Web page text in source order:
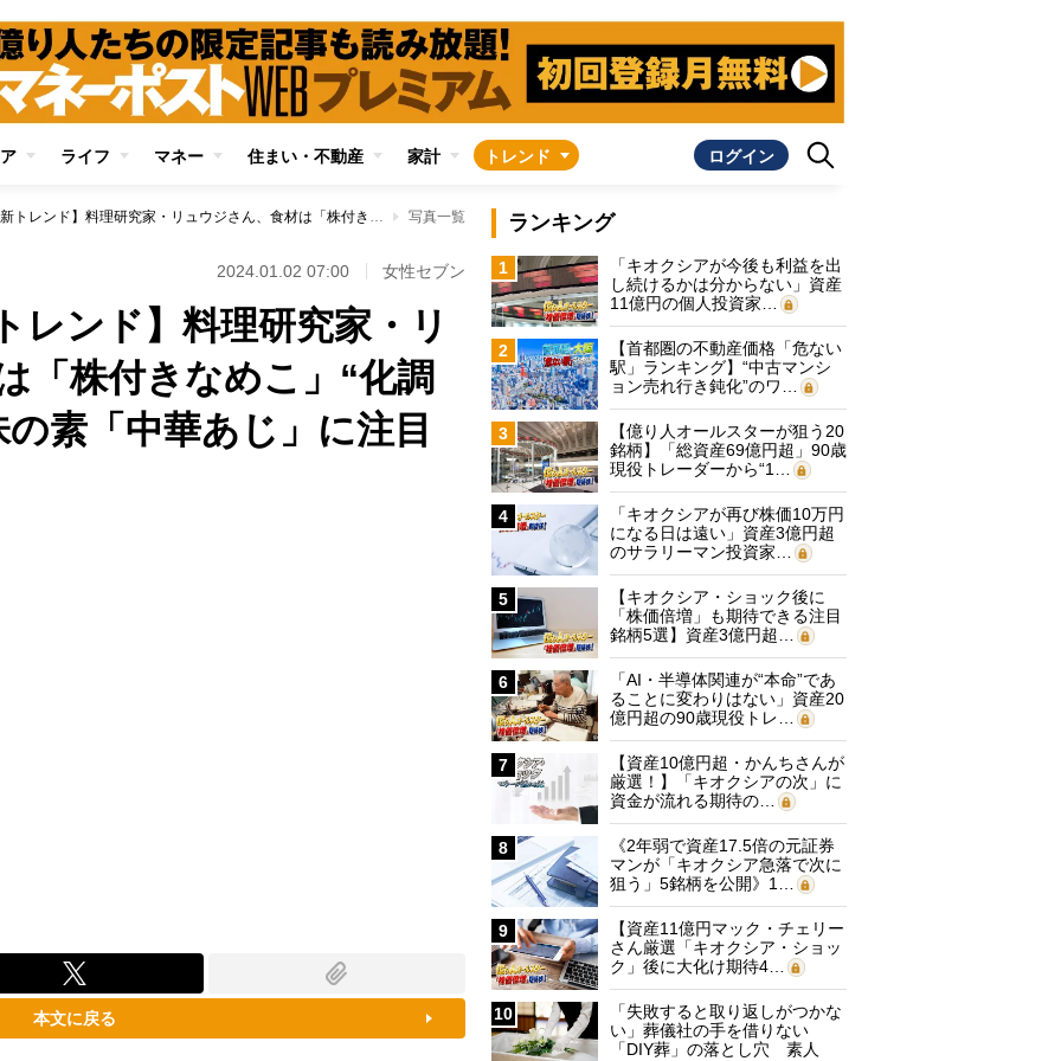
ライフ マネー 住まい・不動産 家計 トレンド ログイン
【節約料理の最新トレンド】料理研究家・リュウジさん、食材は「株付きなめこ」“化調愛好家”としては味の素「中華あじ」に注目 写真一覧
2024.01.02 07:00 女性セブン
レンド】料理研究家・リ
「株付きなめこ」“化調
素「中華あじ」に注目
本文に戻る
ランキング
1
「キオクシアが今後も利益を出
し続けるかは分からない」資産
11億円の個人投資家…
2
【首都圏の不動産価格「危ない
駅」ランキング】“中古マンシ
ョン売れ行き鈍化”のワ…
3
【億り人オールスターが狙う20
銘柄】「総資産69億円超」90歳
現役トレーダーから“1…
4
「キオクシアが再び株価10万円
になる日は遠い」資産3億円超
のサラリーマン投資家…
5
【キオクシア・ショック後に
「株価倍増」も期待できる注目
銘柄5選】資産3億円超…
6
「AI・半導体関連が“本命”であ
ることに変わりはない」資産20
億円超の90歳現役トレ…
7
【資産10億円超・かんちさんが
厳選！】「キオクシアの次」に
資金が流れる期待の…
8
《2年弱で資産17.5倍の元証券
マンが「キオクシア急落で次に
狙う」5銘柄を公開》1…
9
【資産11億円マック・チェリー
さん厳選「キオクシア・ショッ
ク」後に大化け期待4…
10
「失敗すると取り返しがつかな
い」葬儀社の手を借りない
「DIY葬」の落とし穴 素人